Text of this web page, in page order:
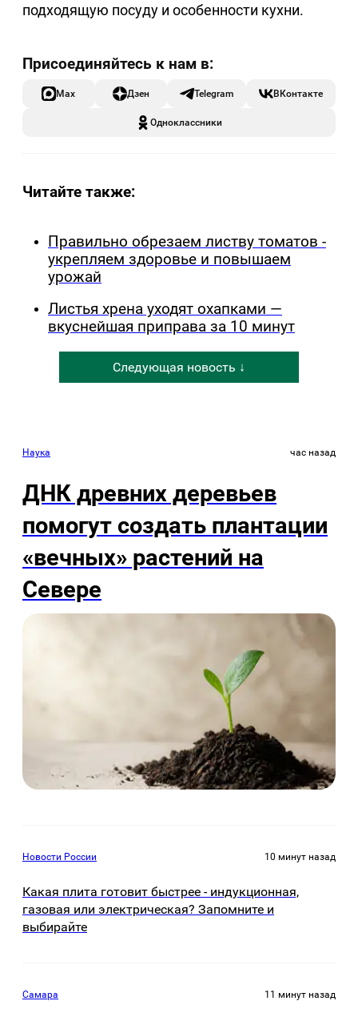
подходящую посуду и особенности кухни.
Max Дзен Telegram ВКонтакте
Одноклассники
Читайте также:
Правильно обрезаем листву томатов -
укрепляем здоровье и повышаем
урожай
Листья хрена уходят охапками —
вкуснейшая приправа за 10 минут
Следующая новость ↓
Наука час назад
ДНК древних деревьев
помогут создать плантации
«вечных» растений на
Севере
Новости России 10 минут назад
Какая плита готовит быстрее - индукционная,
газовая или электрическая? Запомните и
выбирайте
Самара 11 минут назад